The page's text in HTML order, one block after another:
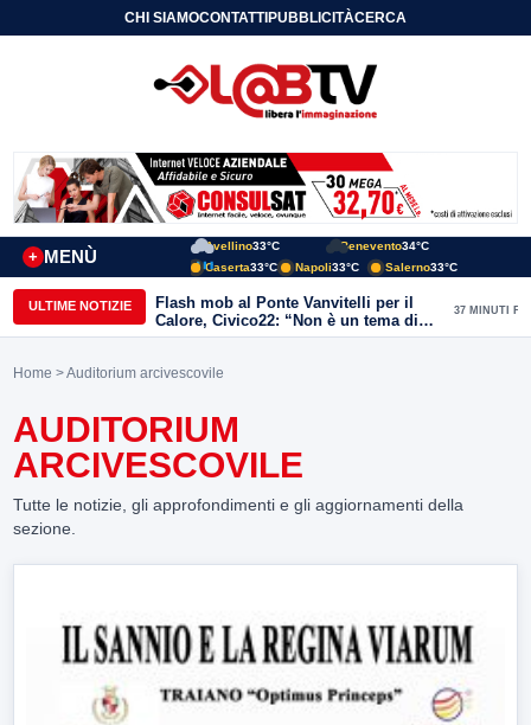
CHI SIAMOCONTATTIPUBBLICITÀCERCA
MENÙ
+
Avellino33°C Benevento34°C
Caserta33°C Napoli33°C Salerno33°C
ULTIME NOTIZIE
Flash mob al Ponte Vanvitelli per il
Calore, Civico22: “Non è un tema di
quartiere, riguarda tutta Benevento”
37 MINUTI FA
Home > Auditorium arcivescovile
AUDITORIUM
ARCIVESCOVILE
Tutte le notizie, gli approfondimenti e gli aggiornamenti della
sezione.